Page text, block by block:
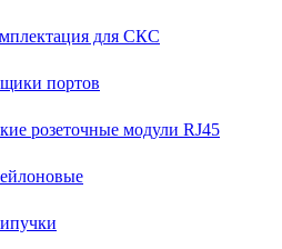
для СКС
портов
розеточные модули RJ45